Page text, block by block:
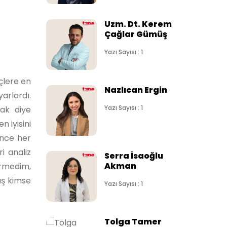
en
diye
iyisini
her
analiz
kimse
Uzm. Dt. Kerem
Çağlar Gümüş
Yazı Sayısı : 1
Nazlıcan Ergin
Yazı Sayısı : 1
Serra İsaoğlu
Akman
Yazı Sayısı : 1
Tolga Tamer